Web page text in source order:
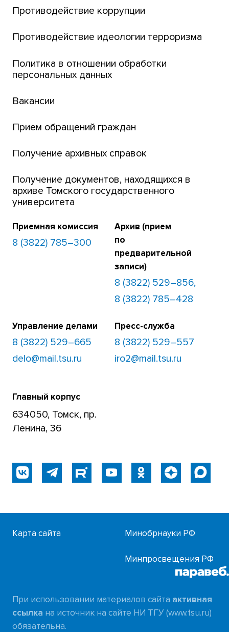
Английский для всех
ТГУ
Интернет-лицей
Открытые онлайн-курсы (MOOCs)
Платежи онлайн
Банк инициатив по развитию университета
Противодействие коррупции
Противодействие идеологии терроризма
Политика в отношении обработки
персональных данных
Вакансии
Прием обращений граждан
Получение архивных справок
Получение документов, находящихся в
архиве Томского государственного
университета
Приемная комиссия
8 (3822) 785–300
Архив (прием
по
предварительной
записи)
8 (3822) 529–856,
8 (3822) 785–428
Управление делами
8 (3822) 529–665
delo@mail.tsu.ru
Пресс-служба
8 (3822) 529–557
iro2@mail.tsu.ru
Главный корпус
634050, Томск, пр.
Ленина, 36
Карта сайта Минобрнауки РФ
Минпросвещения РФ
При использовании материалов сайта активная
ссылка на источник на сайте НИ ТГУ (www.tsu.ru)
обязательна.